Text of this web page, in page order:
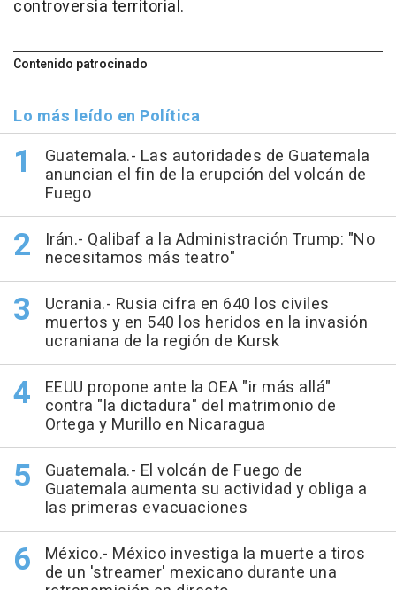
controversia territorial.
Contenido patrocinado
Lo más leído en Política
Guatemala.- Las autoridades de Guatemala
anuncian el fin de la erupción del volcán de
Fuego
Irán.- Qalibaf a la Administración Trump: "No
necesitamos más teatro"
Ucrania.- Rusia cifra en 640 los civiles
muertos y en 540 los heridos en la invasión
ucraniana de la región de Kursk
EEUU propone ante la OEA "ir más allá"
contra "la dictadura" del matrimonio de
Ortega y Murillo en Nicaragua
Guatemala.- El volcán de Fuego de
Guatemala aumenta su actividad y obliga a
las primeras evacuaciones
México.- México investiga la muerte a tiros
de un 'streamer' mexicano durante una